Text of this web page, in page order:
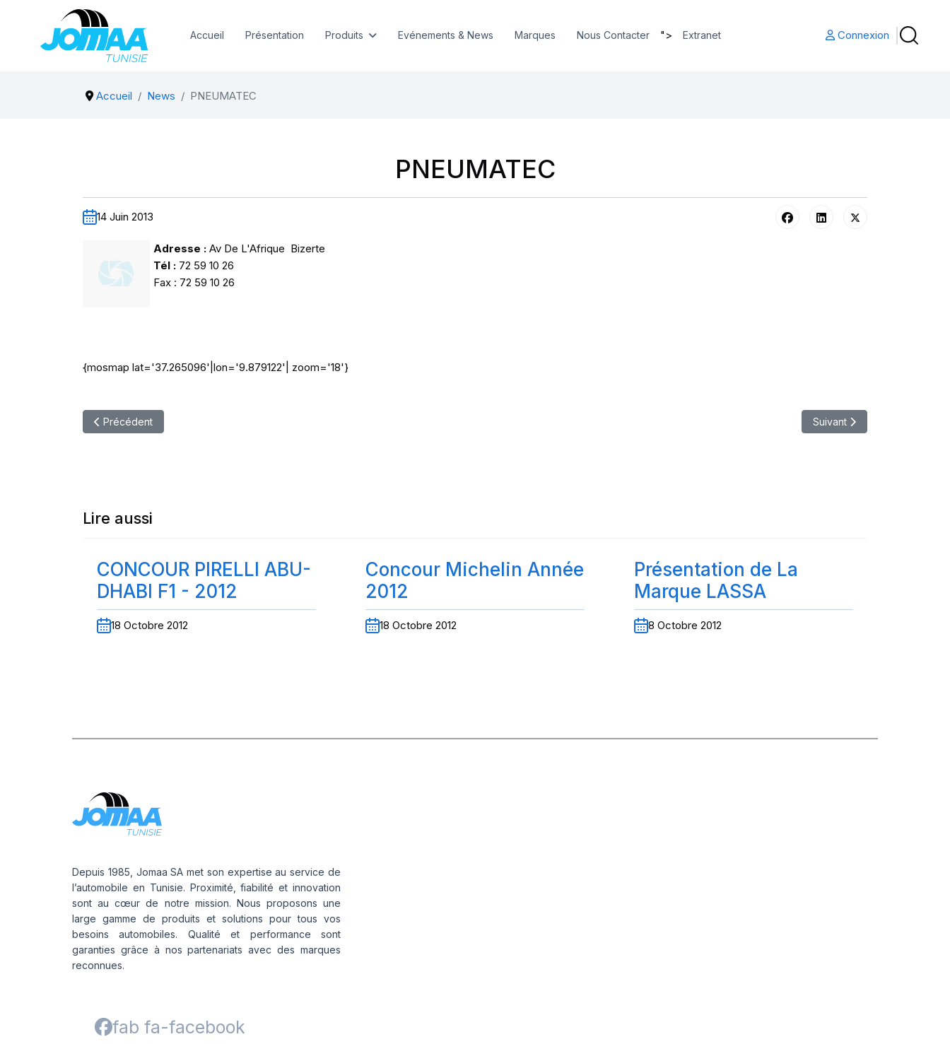
Accueil Présentation Produits Evénements & News Marques Nous Contacter "> Extranet Connexion
Accueil News PNEUMATEC
PNEUMATEC
14 Juin 2013
Adresse : Av De L'Afrique Bizerte
Tél : 72 59 10 26
Fax : 72 59 10 26
{mosmap lat='37.265096'|lon='9.879122'| zoom='18'}
Article précédent : Concour Top 3 - Michelin
Précédent Article suivant : STE RAPIDE
Suivant
Lire aussi
CONCOUR PIRELLI ABU-
DHABI F1 - 2012
18 Octobre 2012
Concour Michelin Année
2012
18 Octobre 2012
Présentation de La
Marque LASSA
8 Octobre 2012
Depuis 1985, Jomaa SA met son expertise au service de
l’automobile en Tunisie. Proximité, fiabilité et innovation
sont au cœur de notre mission. Nous proposons une
large gamme de produits et solutions pour tous vos
besoins automobiles. Qualité et performance sont
garanties grâce à nos partenariats avec des marques
reconnues.
fab fa-facebook